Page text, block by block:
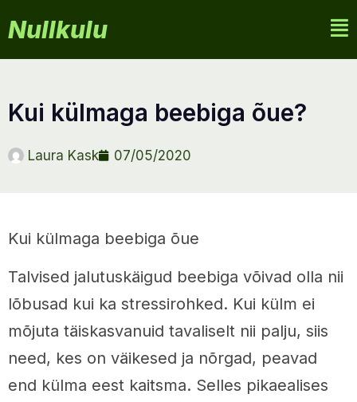
Nullkulu
kui külmaga beebiga õue?
Laura Kask 07/05/2020
Kui külmaga beebiga õue
Talvised jalutuskäigud beebiga võivad olla nii
lõbusad kui ka stressirohked. Kui külm ei
mõjuta täiskasvanuid tavaliselt nii palju, siis
need, kes on väikesed ja nõrgad, peavad
end külma eest kaitsma. Selles pikaealises